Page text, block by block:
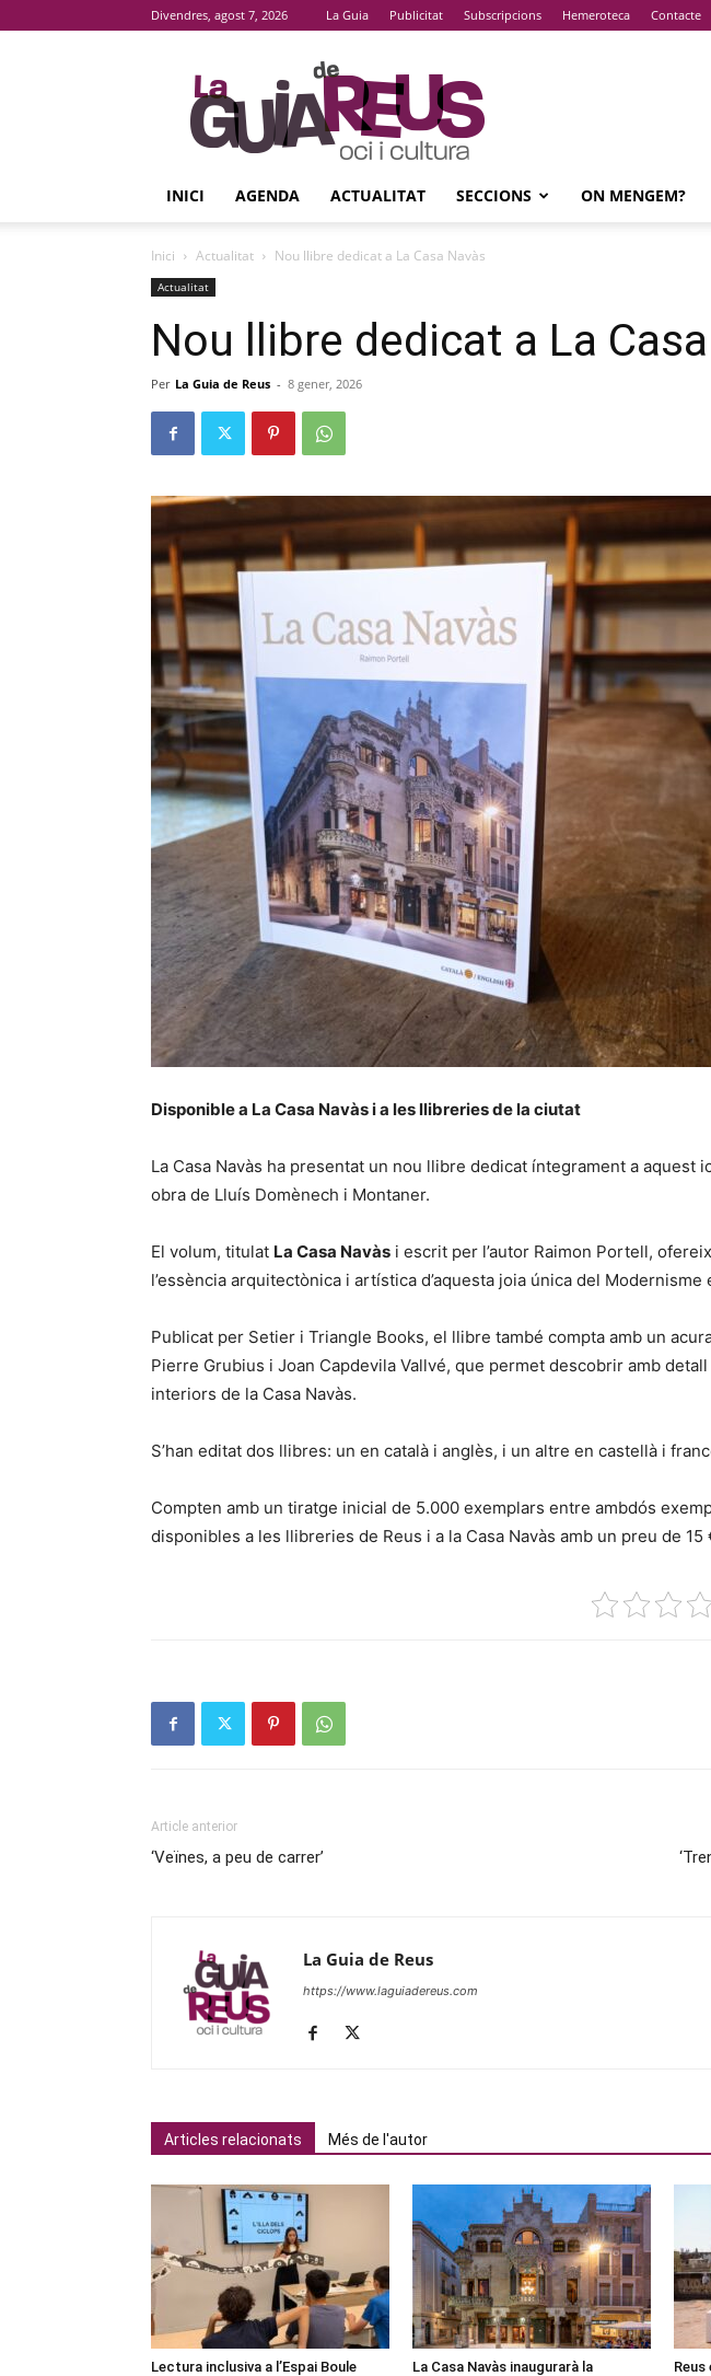
Divendres, agost 7, 2026 La Guia Publicitat Subscripcions Hemeroteca Contacte
La
Guia
De
Reus
INICI AGENDA ACTUALITAT SECCIONS ON MENGEM?
Inici Actualitat Nou llibre dedicat a La Casa Navàs
Actualitat
Nou llibre dedicat a La
Per La Guia de Reus - 8 gener, 2026
Disponible a La Casa Navàs i a les llibreries de la ciutat
La Casa Navàs ha presentat un nou llibre dedicat íntegrament a aquest
obra de Lluís Domènech i Montaner.
El volum, titulat La Casa Navàs i escrit per l’autor Raimon Portell,
l’essència arquitectònica i artística d’aquesta joia única del Modernisme
Publicat per Setier i Triangle Books, el llibre també compta amb un
Pierre Grubius i Joan Capdevila Vallvé, que permet descobrir amb
interiors de la Casa Navàs.
S’han editat dos llibres: un en català i anglès, i un altre en castellà i
Compten amb un tiratge inicial de 5.000 exemplars entre ambdós
disponibles a les llibreries de Reus i a la Casa Navàs amb un preu de 15
Article anterior
‘Veïnes, a peu de carrer’
La Guia de Reus
https://www.laguiadereus.com
Articles relacionats Més de l'autor
Lectura inclusiva a l’Espai Boule
La Casa Navàs inaugurarà la
Reus